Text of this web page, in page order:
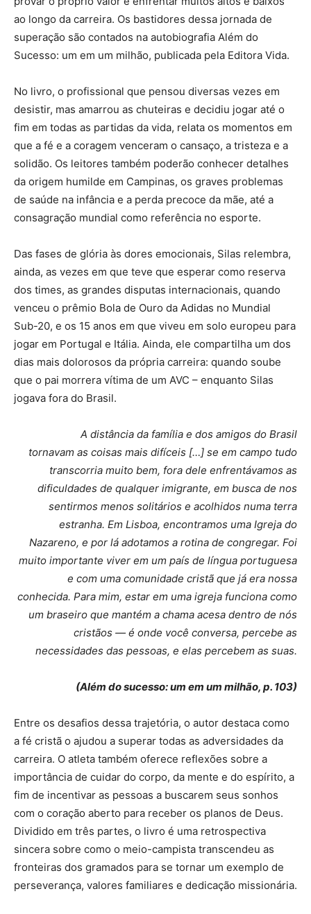
ao longo da carreira. Os bastidores dessa jornada de
superação são contados na autobiografia Além do
Sucesso: um em um milhão, publicada pela Editora Vida.
No livro, o profissional que pensou diversas vezes em
desistir, mas amarrou as chuteiras e decidiu jogar até o
fim em todas as partidas da vida, relata os momentos em
que a fé e a coragem venceram o cansaço, a tristeza e a
solidão. Os leitores também poderão conhecer detalhes
da origem humilde em Campinas, os graves problemas
de saúde na infância e a perda precoce da mãe, até a
consagração mundial como referência no esporte.
Das fases de glória às dores emocionais, Silas relembra,
ainda, as vezes em que teve que esperar como reserva
dos times, as grandes disputas internacionais, quando
venceu o prêmio Bola de Ouro da Adidas no Mundial
Sub-20, e os 15 anos em que viveu em solo europeu para
jogar em Portugal e Itália. Ainda, ele compartilha um dos
dias mais dolorosos da própria carreira: quando soube
que o pai morrera vítima de um AVC – enquanto Silas
jogava fora do Brasil.
A distância da família e dos amigos do Brasil
tornavam as coisas mais difíceis […] se em campo tudo
transcorria muito bem, fora dele enfrentávamos as
dificuldades de qualquer imigrante, em busca de nos
sentirmos menos solitários e acolhidos numa terra
estranha. Em Lisboa, encontramos uma Igreja do
Nazareno, e por lá adotamos a rotina de congregar. Foi
muito importante viver em um país de língua portuguesa
e com uma comunidade cristã que já era nossa
conhecida. Para mim, estar em uma igreja funciona como
um braseiro que mantém a chama acesa dentro de nós
cristãos — é onde você conversa, percebe as
necessidades das pessoas, e elas percebem as suas.
(Além do sucesso: um em um milhão, p. 103)
Entre os desafios dessa trajetória, o autor destaca como
a fé cristã o ajudou a superar todas as adversidades da
carreira. O atleta também oferece reflexões sobre a
importância de cuidar do corpo, da mente e do espírito, a
fim de incentivar as pessoas a buscarem seus sonhos
com o coração aberto para receber os planos de Deus.
Dividido em três partes, o livro é uma retrospectiva
sincera sobre como o meio-campista transcendeu as
fronteiras dos gramados para se tornar um exemplo de
perseverança, valores familiares e dedicação missionária.